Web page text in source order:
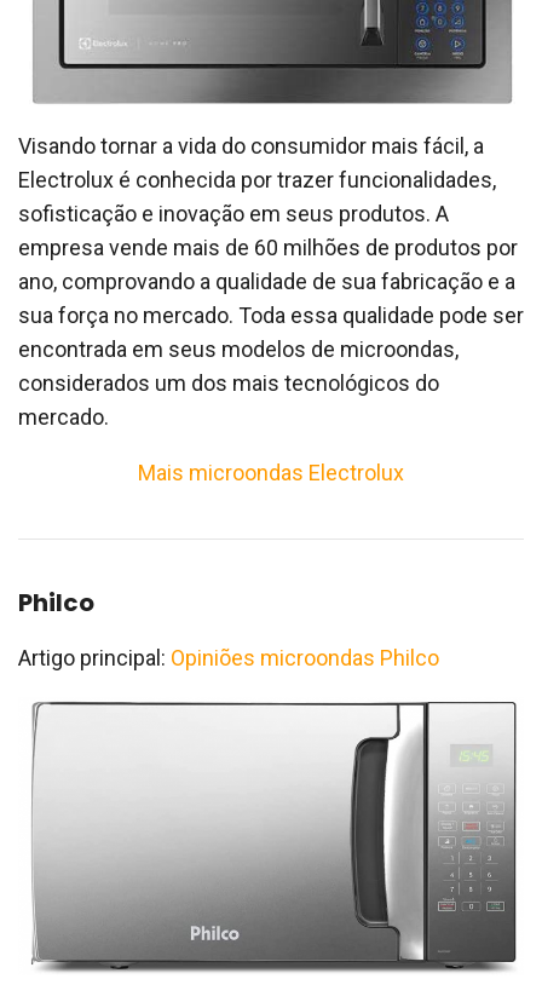
Visando tornar a vida do consumidor mais fácil, a
Electrolux é conhecida por trazer funcionalidades,
sofisticação e inovação em seus produtos. A
empresa vende mais de 60 milhões de produtos por
ano, comprovando a qualidade de sua fabricação e a
sua força no mercado. Toda essa qualidade pode ser
encontrada em seus modelos de microondas,
considerados um dos mais tecnológicos do
mercado.
Mais microondas Electrolux
Philco
Artigo principal: Opiniões microondas Philco